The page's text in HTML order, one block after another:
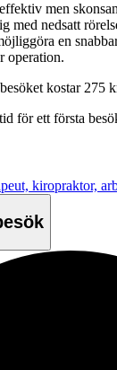
men
med nedsatt
en
operation.
kostar 275
för ett första
kiropraktor,